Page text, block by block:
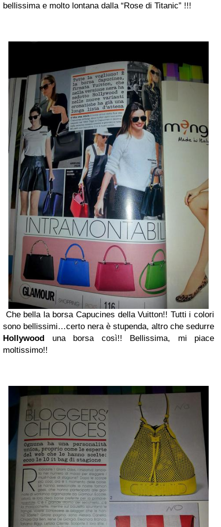
bellissima e molto lontana dalla “Rose di Titanic” !!!
Che bella la borsa Capucines della Vuitton!! Tutti i colori
sono bellissimi…certo nera è stupenda, altro che sedurre
Hollywood una borsa così!! Bellissima, mi piace
moltissimo!!